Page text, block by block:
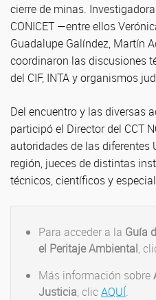
cierre de minas.
CONICET —entre ellos
Guadalupe Galíndez, Martín
coordinaron las discusiones
del CIF, INTA y organismos
Del encuentro y las diversas
participó el Director del CCT
autoridades de las diferentes
región, jueces de distintas
técnicos, científicos y
Para acceder a la Guía
el Peritaje Ambiental,
Más información sobre
Justicia, clicAQUÍ.